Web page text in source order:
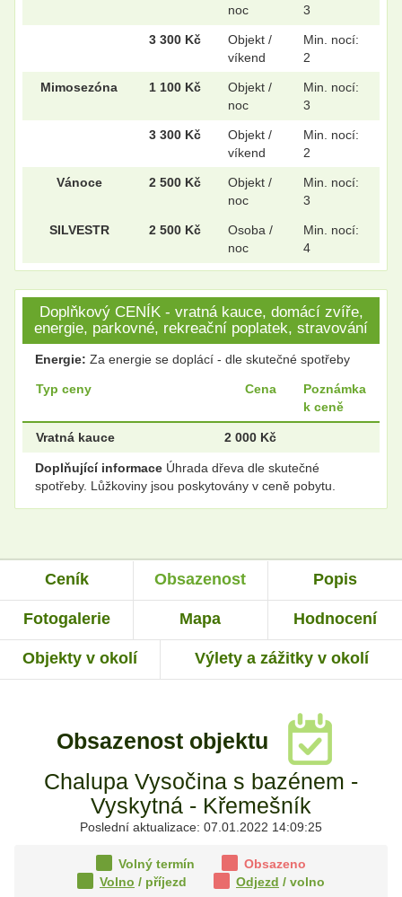
noc
3
3 300 Kč
Objekt /
víkend
Min. nocí:
2
Mimosezóna 1 100 Kč
Objekt /
noc
Min. nocí:
3
3 300 Kč
Objekt /
víkend
Min. nocí:
2
Vánoce 2 500 Kč
Objekt /
noc
Min. nocí:
3
SILVESTR 2 500 Kč
Osoba /
noc
Min. nocí:
4
Doplňkový CENÍK - vratná kauce, domácí zvíře,
energie, parkovné, rekreační poplatek, stravování
Energie: Za energie se doplácí - dle skutečné spotřeby
Typ ceny Cena
Poznámka
k ceně
Vratná kauce 2 000 Kč
Doplňující informace Úhrada dřeva dle skutečné
spotřeby. Lůžkoviny jsou poskytovány v ceně pobytu.
Ceník Obsazenost Popis
Fotogalerie Mapa Hodnocení
Objekty v okolí Výlety a zážitky v okolí
Obsazenost objektu
Chalupa Vysočina s bazénem -
Vyskytná - Křemešník
Poslední aktualizace: 07.01.2022 14:09:25
Volný termín
Obsazeno
Volno / příjezd Odjezd / volno